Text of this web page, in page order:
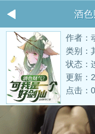
酒
作者：
类别：
状态：
更新：
点击：0